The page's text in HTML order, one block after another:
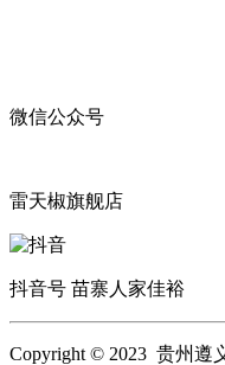
微信公众号
雷天椒旗舰店
抖音号 苗寨人家佳裕
Copyright © 2023 贵州遵